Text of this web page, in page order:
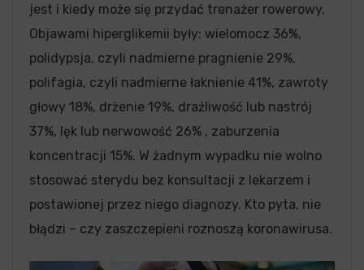
jest i kiedy może się przydać trenażer rowerowy.
Objawami hiperglikemii były: wielomocz 36%,
polidypsja, czyli nadmierne pragnienie 29%,
polifagia, czyli nadmierne łaknienie 41%, zawroty
głowy 18%, drżenie 19%, drażliwość lub nastrój
37%, lęk lub nerwowość 26% , zaburzenia
koncentracji 15%. W żadnym wypadku nie wolno
stosować sterydu bez konsultacji z lekarzem i
postawionej przez niego diagnozy. Kto pyta, nie
błądzi – czy zaszczepieni roznoszą koronawirusa.